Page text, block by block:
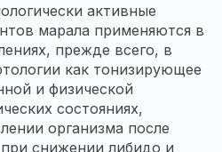
активные
марала применяются в
прежде всего, в
как тонизирующее
и физической
состояниях,
организма после
снижении либидо и